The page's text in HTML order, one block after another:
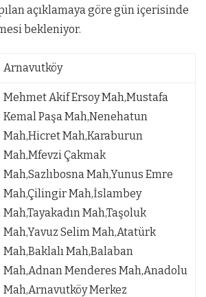
açıklamaya göre gün içerisinde
bekleniyor.
Arnavutköy
Mehmet Akif Ersoy Mah,Mustafa
Kemal Paşa Mah,Nenehatun
Mah,Hicret Mah,Karaburun
Mah,Mfevzi Çakmak
Mah,Sazlıbosna Mah,Yunus Emre
Mah,Çilingir Mah,İslambey
Mah,Tayakadın Mah,Taşoluk
Mah,Yavuz Selim Mah,Atatürk
Mah,Baklalı Mah,Balaban
Mah,Adnan Menderes Mah,Anadolu
Mah,Arnavutköy Merkez